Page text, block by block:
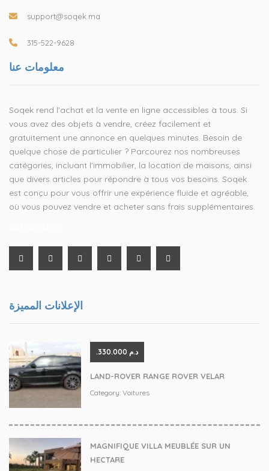
support@soqek.ma
315-522-9628
معلومات عنا
Soqek rend l'achat et la vente en ligne accessibles à tous. Si
vous avez des objets à vendre, créez facilement et
gratuitement une annonce en quelques minutes. Besoin de
quelque chose de particulier ? Parcourez nos nombreuses
catégories, incluant l'immobilier, la location de maisons, ainsi
que divers articles pour répondre à tous vos besoins. Soqek
est conçu pour vous offrir une expérience fluide et agréable,
où vous pouvez vendre et acheter sans frais supplémentaires.
الإعلانات المميزة
.د.م 330.000
LAND-ROVER RANGE ROVER VELAR
Category: Voitures
MAGNIFIQUE VILLA MEUBLÉE SUR UN
HECTARE